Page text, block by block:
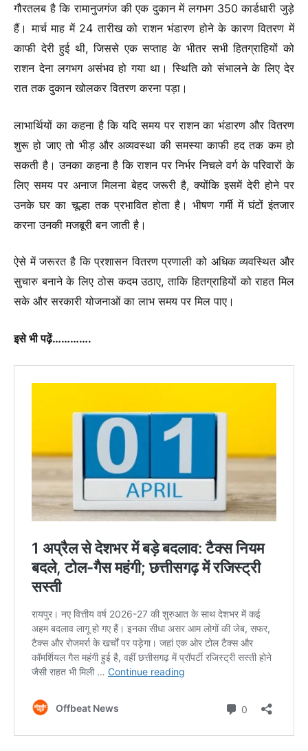
गौरतलब है कि रामानुजगंज की एक दुकान में लगभग 350 कार्डधारी जुड़े
हैं। मार्च माह में 24 तारीख को राशन भंडारण होने के कारण वितरण में
काफी देरी हुई थी, जिससे एक सप्ताह के भीतर सभी हितग्राहियों को
राशन देना लगभग असंभव हो गया था। स्थिति को संभालने के लिए देर
रात तक दुकान खोलकर वितरण करना पड़ा।
लाभार्थियों का कहना है कि यदि समय पर राशन का भंडारण और वितरण
शुरू हो जाए तो भीड़ और अव्यवस्था की समस्या काफी हद तक कम हो
सकती है। उनका कहना है कि राशन पर निर्भर निचले वर्ग के परिवारों के
लिए समय पर अनाज मिलना बेहद जरूरी है, क्योंकि इसमें देरी होने पर
उनके घर का चूल्हा तक प्रभावित होता है। भीषण गर्मी में घंटों इंतजार
करना उनकी मजबूरी बन जाती है।
ऐसे में जरूरत है कि प्रशासन वितरण प्रणाली को अधिक व्यवस्थित और
सुचारु बनाने के लिए ठोस कदम उठाए, ताकि हितग्राहियों को राहत मिल
सके और सरकारी योजनाओं का लाभ समय पर मिल पाए।
इसे भी पढ़ें………….